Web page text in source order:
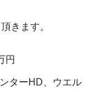
きます。
円
ターHD、ウエル